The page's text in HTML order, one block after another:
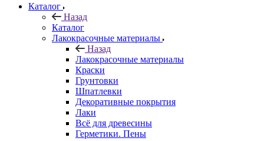
Каталог
Назад
Каталог
Лакокрасочные материалы
Назад
Лакокрасочные материалы
Краски
Грунтовки
Шпатлевки
Декоративные покрытия
Лаки
Всё для древесины
Герметики. Пены